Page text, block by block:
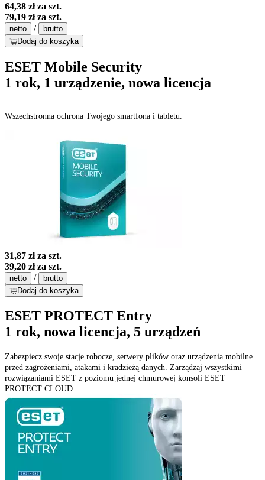
64,38 złza szt.
79,19 złza szt.
netto /
brutto
Dodaj do koszyka
ESET Mobile Security
1 rok, 1 urządzenie, nowa licencja
Wszechstronna ochrona Twojego smartfona i tabletu.
31,87 złza szt.
39,20 złza szt.
netto /
brutto
Dodaj do koszyka
ESET PROTECT Entry
1 rok, nowa licencja, 5 urządzeń
Zabezpiecz swoje stacje robocze, serwery plików oraz urządzenia mobilne
przed zagrożeniami, atakami i kradzieżą danych. Zarządzaj wszystkimi
rozwiązaniami ESET z poziomu jednej chmurowej konsoli ESET
PROTECT CLOUD.